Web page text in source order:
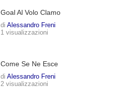
Goal Al Volo Clamo
di Alessandro Freni
1 visualizzazioni
Come Se Ne Esce
di Alessandro Freni
2 visualizzazioni